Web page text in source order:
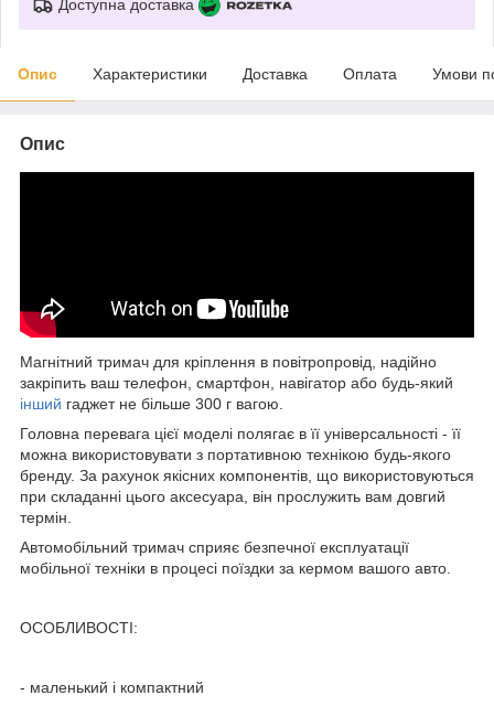
Доступна доставка
Опис Характеристики Доставка Оплата Умови
Опис
Магнітний тримач для кріплення в повітропровід, надійно
закріпить ваш телефон, смартфон, навігатор або будь-який
інший гаджет не більше 300 г вагою.
Головна перевага цієї моделі полягає в її універсальності - її
можна використовувати з портативною технікою будь-якого
бренду. За рахунок якісних компонентів, що використовуються
при складанні цього аксесуара, він прослужить вам довгий
термін.
Автомобільний тримач сприяє безпечної експлуатації
мобільної техніки в процесі поїздки за кермом вашого авто.
ОСОБЛИВОСТІ:
- маленький і компактний